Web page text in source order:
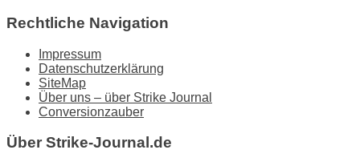
Rechtliche Navigation
Impressum
Datenschutzerklärung
SiteMap
Über uns – über Strike Journal
Conversionzauber
Über Strike-Journal.de